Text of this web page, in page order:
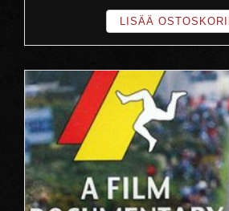
LISÄÄ